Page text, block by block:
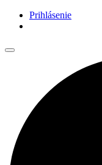
Prihlásenie